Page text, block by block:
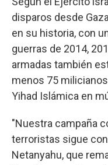
disparos desde
en su historia, con
guerras de 2014,
armadas también
menos 75
Yihad Islámica en
"Nuestra campaña
terroristas sigue
Netanyahu, que